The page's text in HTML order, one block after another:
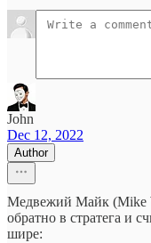
John
Dec 12, 2022
Author
Медвежий Майк (Mike
обратно в стратега и
шире: